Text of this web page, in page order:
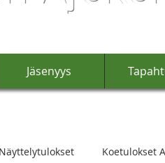
Jäsenyys
Näyttelytulokset Koetulokset